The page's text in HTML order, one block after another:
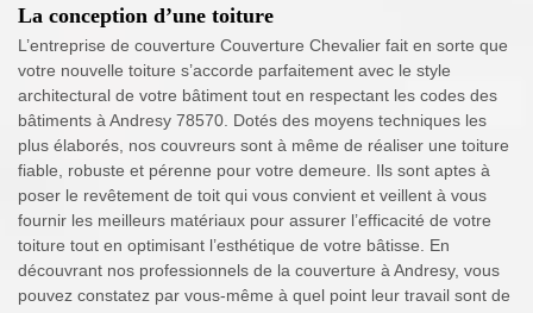
La conception d’une toiture
L’entreprise de couverture Couverture Chevalier fait en sorte que
votre nouvelle toiture s’accorde parfaitement avec le style
architectural de votre bâtiment tout en respectant les codes des
bâtiments à Andresy 78570. Dotés des moyens techniques les
plus élaborés, nos couvreurs sont à même de réaliser une toiture
fiable, robuste et pérenne pour votre demeure. Ils sont aptes à
poser le revêtement de toit qui vous convient et veillent à vous
fournir les meilleurs matériaux pour assurer l’efficacité de votre
toiture tout en optimisant l’esthétique de votre bâtisse. En
découvrant nos professionnels de la couverture à Andresy, vous
pouvez constatez par vous-même à quel point leur travail sont de